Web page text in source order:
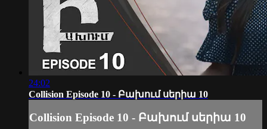
24:02
Collision Episode 10 - Բախում սերիա 10
Collision Episode 10 - Բախում սերիա 10